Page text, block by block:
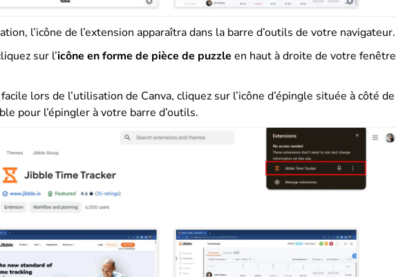
l’icône de l’extension apparaîtra dans la barre d’outils de votre navigateur.
sur l’icône en forme de pièce de puzzle en haut à droite de votre fenêtre
lors de l’utilisation de Canva, cliquez sur l’icône d’épingle située à côté de
pour l’épingler à votre barre d’outils.